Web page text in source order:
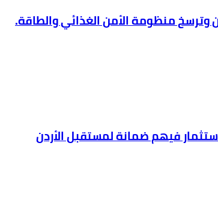
وترسخ منظومة الأمن الغذائي والطاقة.
فيهم ضمانة لمستقبل الأردن